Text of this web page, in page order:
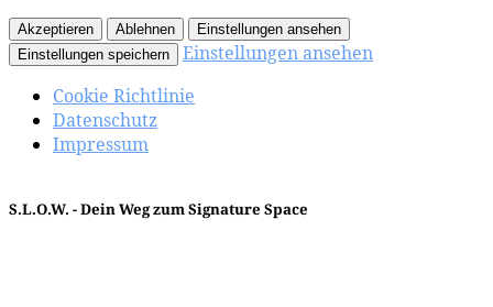
Akzeptieren Ablehnen
Einstellungen ansehen
Einstellungen speichern
Einstellungen ansehen
Cookie Richtlinie
Datenschutz
Impressum
S.L.O.W. - Dein Weg zum Signature Space